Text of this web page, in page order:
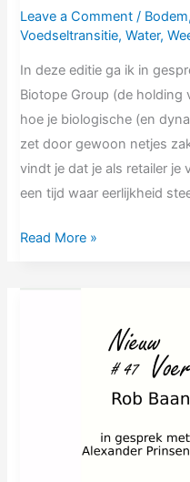
Leave a Comment / Bodem
Voedseltransitie,Water,
In deze editie ga ik in
Biotope Group (de holding
hoe je biologische (en
zet door gewoon netjes
vindt je dat je als retailer
een tijd waar eerlijkheid
Read More »